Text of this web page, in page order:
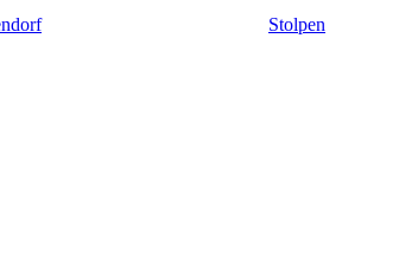
Stolpen